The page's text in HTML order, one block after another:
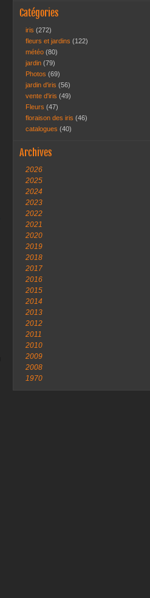
Catégories
iris (272)
fleurs et jardins (122)
météo (80)
jardin (79)
Photos (69)
jardin d'iris (56)
vente d'iris (49)
Fleurs (47)
floraison des iris (46)
catalogues (40)
Archives
2026
2025
2024
2023
2022
2021
2020
2019
2018
2017
2016
2015
2014
2013
2012
2011
2010
2009
2008
1970